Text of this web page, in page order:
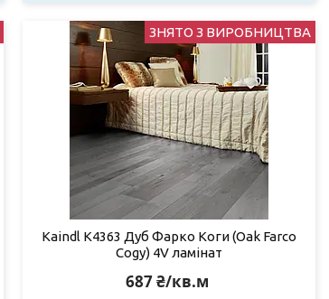
ЗНЯТО З ВИРОБНИЦТВА
Kaindl K4363 Дуб Фарко Коги (Oak Farco
Cogy) 4V ламінат
687 ₴/кв.м